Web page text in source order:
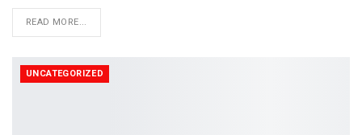
READ MORE...
UNCATEGORIZED